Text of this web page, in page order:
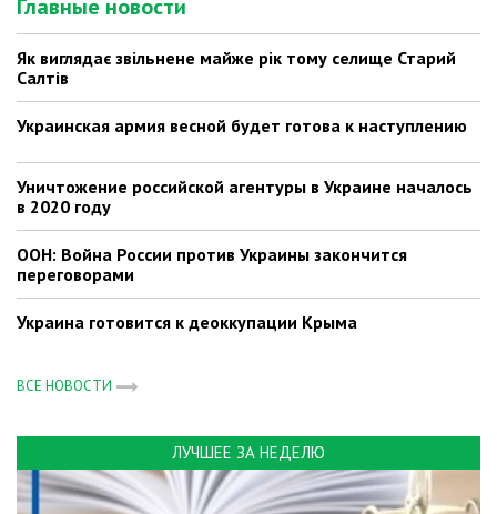
Главные новости
Як виглядає звільнене майже рік тому селище Старий
Салтів
Украинская армия весной будет готова к наступлению
Уничтожение российской агентуры в Украине началось
в 2020 году
ООН: Война России против Украины закончится
переговорами
Украина готовится к деоккупации Крыма
ВСЕ НОВОСТИ
ЛУЧШЕЕ ЗА НЕДЕЛЮ